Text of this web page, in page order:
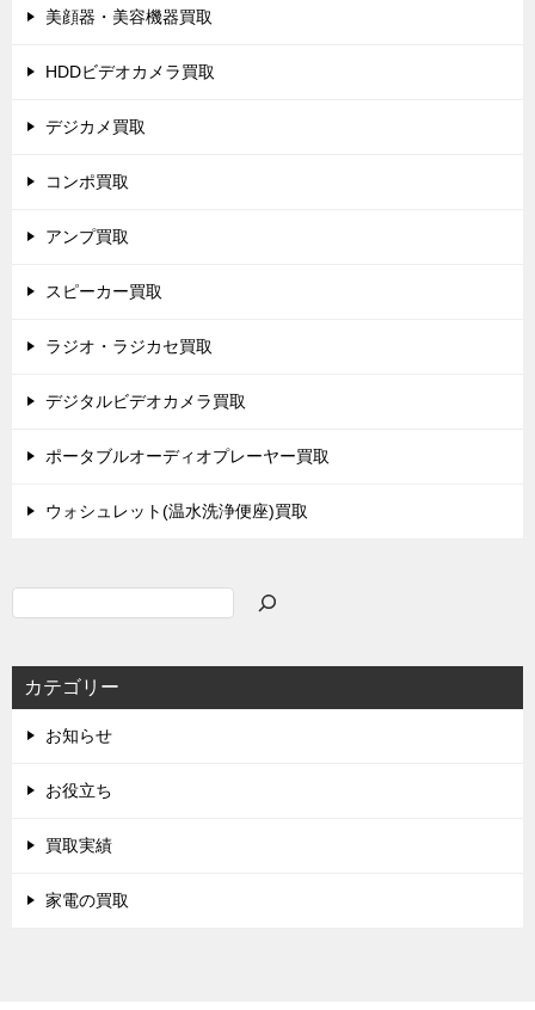
美顔器・美容機器買取
HDDビデオカメラ買取
デジカメ買取
コンポ買取
アンプ買取
スピーカー買取
ラジオ・ラジカセ買取
デジタルビデオカメラ買取
ポータブルオーディオプレーヤー買取
ウォシュレット(温水洗浄便座)買取
カテゴリー
お知らせ
お役立ち
買取実績
家電の買取